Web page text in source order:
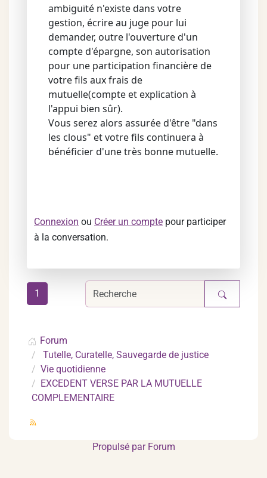
ambiguïté n'existe dans votre
gestion, écrire au juge pour lui
demander, outre l'ouverture d'un
compte d'épargne, son autorisation
pour une participation financière de
votre fils aux frais de
mutuelle(compte et explication à
l'appui bien sûr).
Vous serez alors assurée d'être "dans
les clous" et votre fils continuera à
bénéficier d'une très bonne mutuelle.
Connexion ou Créer un compte pour participer
à la conversation.
1
Forum
Tutelle, Curatelle, Sauvegarde de justice
Vie quotidienne
EXCEDENT VERSE PAR LA MUTUELLE
COMPLEMENTAIRE
Propulsé par Forum